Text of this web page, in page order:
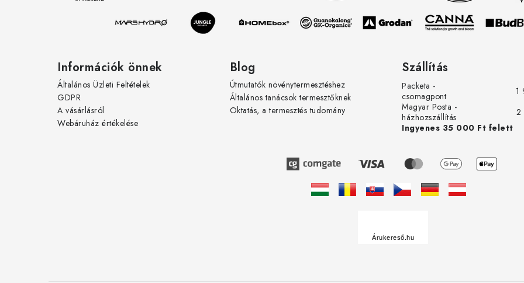
Információk önnek
Általános Üzleti Feltételek
GDPR
A vásárlásról
Webáruház értékelése
Blog
Útmutatók növénytermesztéshez
Általános tanácsok termesztőknek
Oktatás, a termesztés tudomány
Szállítás
Packeta -
csomagpont
1
Magyar Posta -
házhozszállítás
2
Ingyenes 35 000 Ft felett
Árukereső.hu